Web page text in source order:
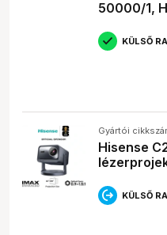
50000/1,
KÜLSŐ
Gyártói
Hisense
KÜLSŐ